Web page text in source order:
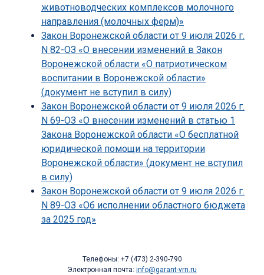
животноводческих комплексов молочного
направления (молочных ферм)»
Закон Воронежской области от 9 июля 2026 г.
N 82-ОЗ «О внесении изменений в Закон
Воронежской области «О патриотическом
воспитании в Воронежской области»
(документ не вступил в силу)
Закон Воронежской области от 9 июля 2026 г.
N 69-ОЗ «О внесении изменений в статью 1
Закона Воронежской области «О бесплатной
юридической помощи на территории
Воронежской области» (документ не вступил
в силу)
Закон Воронежской области от 9 июля 2026 г.
N 89-ОЗ «Об исполнении областного бюджета
за 2025 год»
Телефоны: +7 (473) 2-390-790
Электронная почта: info@garant-vrn.ru